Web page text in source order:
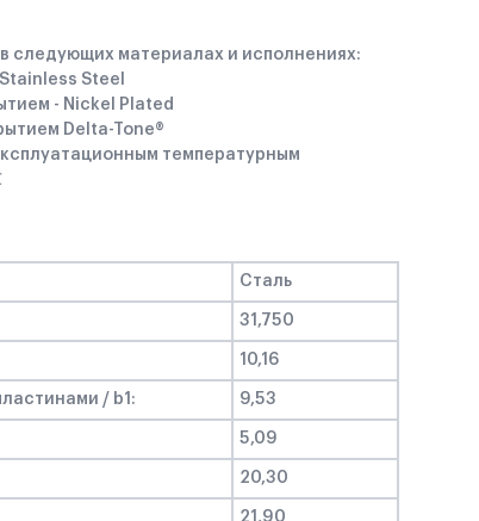
следующих материалах и исполнениях:
Steel
- Nickel Plated
Delta-Tone®
температурным
Сталь
31,750
10,16
/ b1: 9,53
5,09
20,30
21,90